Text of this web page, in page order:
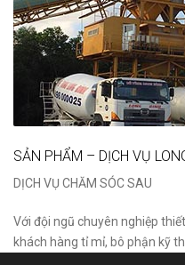
SẢN PHẨM – DỊCH VỤ
DỊCH VỤ CHĂM SÓC SAU
Với đội ngũ chuyên nghiệp
khách hàng tỉ mỉ, bô phận kỹ